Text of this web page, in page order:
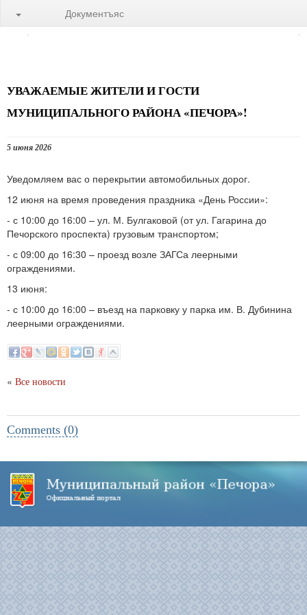
Документъяс
УВАЖАЕМЫЕ ЖИТЕЛИ И ГОСТИ
МУНИЦИПАЛЬНОГО РАЙОНА «ПЕЧОРА»!
5 июня 2026
Уведомляем вас о перекрытии автомобильных дорог.
12 июня на время проведения праздника «День России»:
- с 10:00 до 16:00 – ул. М. Булгаковой (от ул. Гагарина до
Печорского проспекта) грузовым транспортом;
- с 09:00 до 16:30 – проезд возле ЗАГСа леерными
ограждениями.
13 июня:
- с 10:00 до 16:00 – въезд на парковку у парка им. В. Дубинина
леерными ограждениями.
« Все новости
Comments (0)